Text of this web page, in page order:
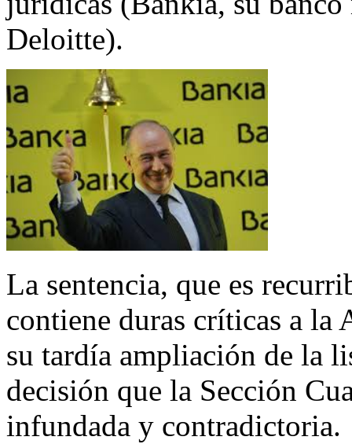
Deloitte).
La sentencia, que es
contiene duras críticas a
su tardía ampliación de la
decisión que la Sección
infundada y contradictoria.